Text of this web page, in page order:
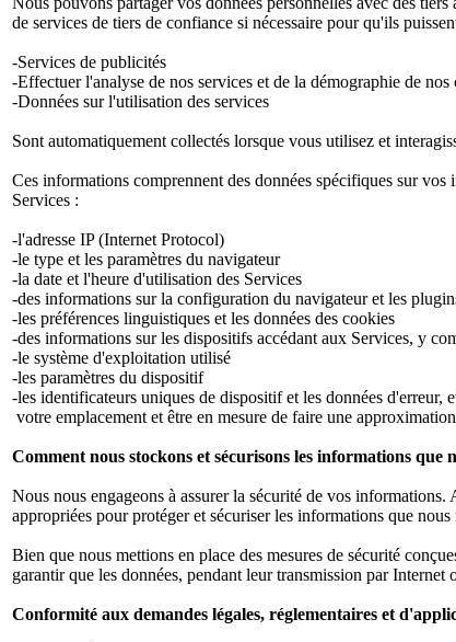
de services de tiers de confiance si nécessaire pour qu'ils
-Services de publicités
-Effectuer l'analyse de nos services et de la démographie de nos
-Données sur l'utilisation des services
Sont automatiquement collectés lorsque vous utilisez et
Ces informations comprennent des données spécifiques sur
Services :
-l'adresse IP (Internet Protocol)
-le type et les paramètres du navigateur
-la date et l'heure d'utilisation des Services
-des informations sur la configuration du navigateur et les
-les préférences linguistiques et les données des cookies
-des informations sur les dispositifs accédant aux Services, y
-le système d'exploitation utilisé
-les paramètres du dispositif
-les identificateurs uniques de dispositif et les données d'erreur,
votre emplacement et être en mesure de faire une
Comment nous stockons et sécurisons les informations que
Nous nous engageons à assurer la sécurité de vos
appropriées pour protéger et sécuriser les informations que
Bien que nous mettions en place des mesures de sécurité
garantir que les données, pendant leur transmission par
Conformité aux demandes légales, réglementaires et